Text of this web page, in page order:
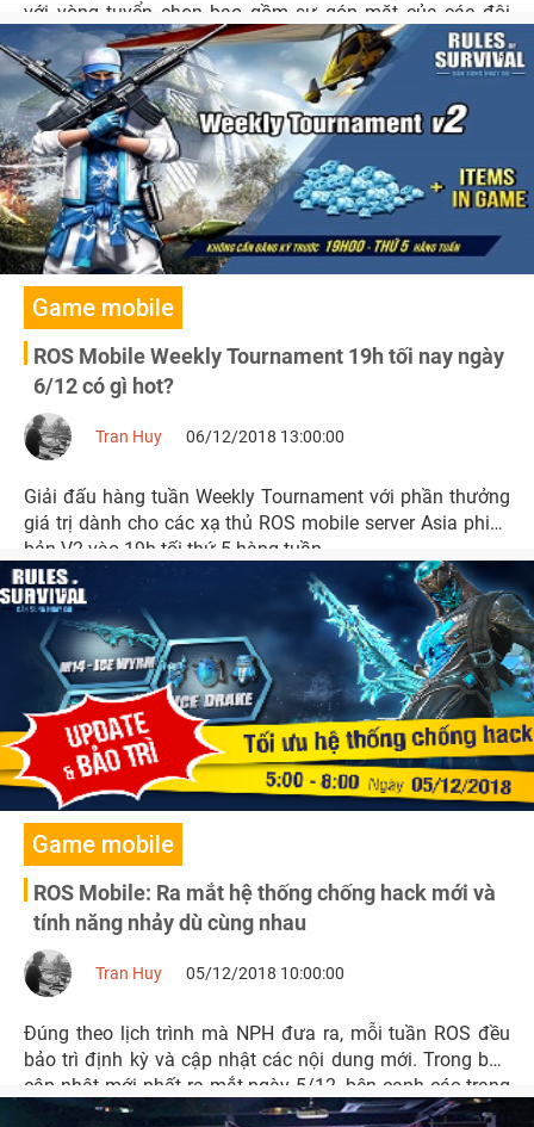
với vòng tuyển chọn bao gồm sự góp mặt của các đội
tuyển và streamer nổi tiếng cùng giá trị giải thưởng lên
đến 33 triệu đồng
Game mobile
ROS Mobile Weekly Tournament 19h tối nay ngày
6/12 có gì hot?
Tran Huy 06/12/2018 13:00:00
Giải đấu hàng tuần Weekly Tournament với phần thưởng
giá trị dành cho các xạ thủ ROS mobile server Asia phiên
bản V2 vào 19h tối thứ 5 hàng tuần.
Game mobile
ROS Mobile: Ra mắt hệ thống chống hack mới và
tính năng nhảy dù cùng nhau
Tran Huy 05/12/2018 10:00:00
Đúng theo lịch trình mà NPH đưa ra, mỗi tuần ROS đều
bảo trì định kỳ và cập nhật các nội dung mới. Trong bản
cập nhật mới nhất ra mắt ngày 5/12, bên cạnh các trang
phục mùa đông vô cùng bắt mắt ROS Mobile ra mắt hệ